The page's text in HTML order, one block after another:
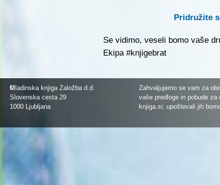
Pridružite
Se vidimo, veseli bomo vaše
Ekipa #knjigebrat
©
Mladinska knjiga Založba d.d.
Slovenska cesta 29
1000 Ljubljana
Zahvaljujemo se vam za
vaše predloge in pobude
knjiga.si; upoštevali jih